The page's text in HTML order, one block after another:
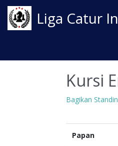
Liga Catur
Kursi
Bagikan
Papan